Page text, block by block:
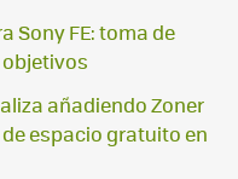
Sony FE: toma de
añadiendo Zoner
espacio gratuito en